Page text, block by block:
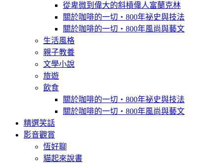
從卑微到偉大的斜槓偉人富蘭克林
關於咖啡的一切‧800年祕史與技法
關於咖啡的一切‧800年風尚與藝文
生活風格
親子教養
文學小說
旅遊
飲食
關於咖啡的一切‧800年祕史與技法
關於咖啡的一切‧800年風尚與藝文
精選笑話
影音觀賞
恆好聊
貓起來說書